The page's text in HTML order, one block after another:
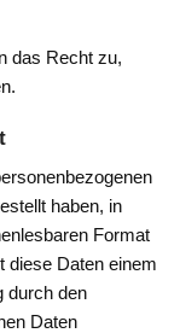
das Recht zu,
haben, in
Format
diese Daten einem
durch den
Daten